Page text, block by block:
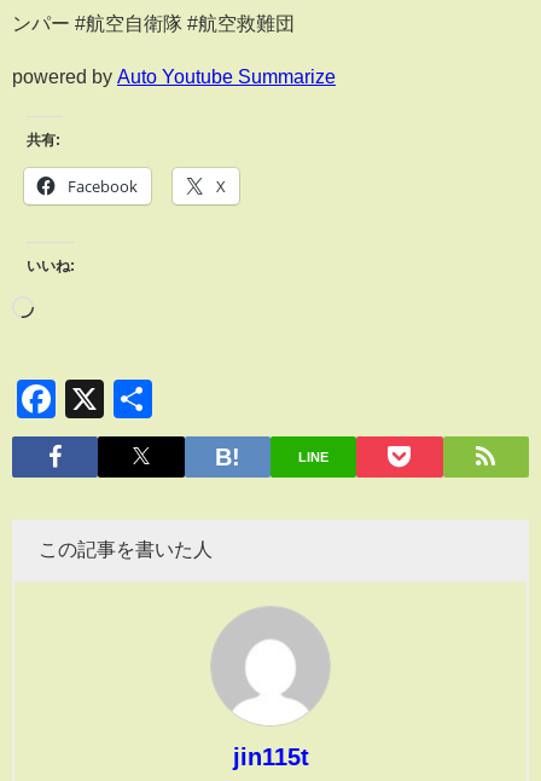
ンパー #航空自衛隊 #航空救難団
powered by Auto Youtube Summarize
共有:
Facebook X
いいね:
Facebook
X
有
LINE
この記事を書いた人
jin115t